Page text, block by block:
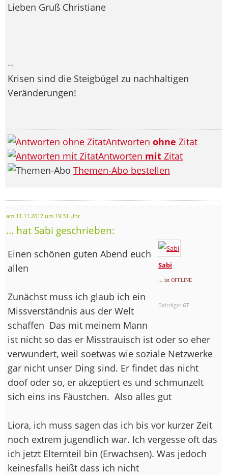
Lieben Gruß Christiane
--
Krisen sind die Steigbügel zu nachhaltigen
Veränderungen!
Antworten ohne Zitat
Antworten mit Zitat
Themen-Abo bestellen
am 11.11.2017 um 19:31 Uhr
... hat Sabi geschrieben:
Sabi
... ist OFFLINE
Beiträge:67
Einen schönen guten Abend euch
allen
Zunächst muss ich glaub ich ein
Missverständnis aus der Welt
schaffen Das mit meinem Mann
ist nicht so das er Misstrauisch ist oder so eher
verwundert, weil soetwas wie soziale Netzwerke
gar nicht unser Ding sind. Er findet das nicht
doof oder so, er akzeptiert es und schmunzelt
sich eins ins Fäustchen. Also alles gut
Liora, ich muss sagen das ich bis vor kurzer Zeit
noch extrem jugendlich war. Ich vergesse oft das
ich jetzt Elternteil bin (Erwachsen). Was jedoch
keinesfalls heißt dass ich nicht